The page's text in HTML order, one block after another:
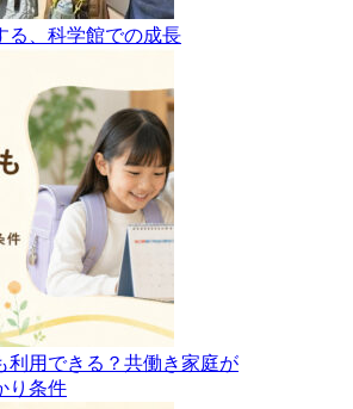
る、科学館での成長
利用できる？共働き家庭が
り条件